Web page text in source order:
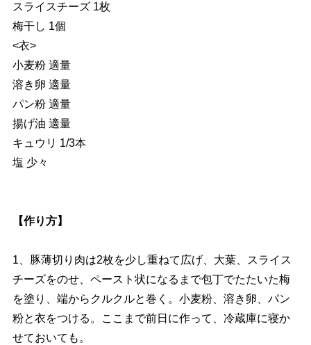
スライスチーズ 1枚
梅干し 1個
<衣>
小麦粉 適量
溶き卵 適量
パン粉 適量
揚げ油 適量
キュウリ 1/3本
塩 少々
【作り方】
1、豚薄切り肉は2枚を少し重ねて広げ、大葉、スライス
チーズをのせ、ペースト状になるまで包丁でたたいた梅
を塗り、端からクルクルと巻く。小麦粉、溶き卵、パン
粉と衣をつける。ここまで前日に作って、冷蔵庫に寝か
せておいても。